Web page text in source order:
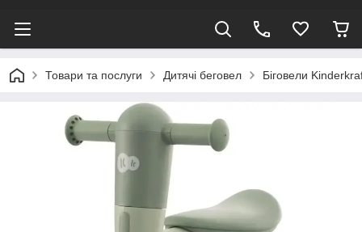
Товари та послуги Дитячі беговел Біговели